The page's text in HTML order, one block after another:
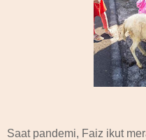
Saat pandemi, Faiz ikut